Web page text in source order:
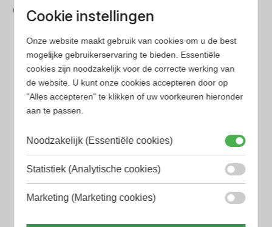
Wij hebben alle prijzen voor je verzameld zodat jij
Populaire herengeuren
Amouage Heren parfum
Aramis Heren parfum
Armani Heren parfum
Azzaro Heren parfum
BALR. Heren parfum
Cookie instellingen
Onze website maakt gebruik van cookies om u de best
mogelijke gebruikerservaring te bieden. Essentiële
cookies zijn noodzakelijk voor de correcte werking van
de website. U kunt onze cookies accepteren door op
"Alles accepteren" te klikken of uw voorkeuren hieronder
aan te passen.
Noodzakelijk (Essentiële cookies)
Statistiek (Analytische cookies)
Marketing (Marketing cookies)